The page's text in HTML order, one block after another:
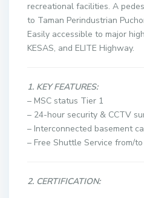
recreational facilities. A
to Taman Perindustrian
Easily accessible to major
KESAS, and ELITE Highway.
1. KEY FEATURES:
– MSC status Tier 1
– 24-hour security & CCTV
– Interconnected basement
– Free Shuttle Service from/
2. CERTIFICATION: